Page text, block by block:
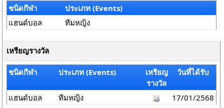
ชนิดกีฬา
ประเภท (Events)
แฮนด์บอล
ทีมหญิง
เหรียญรางวัล
ชนิดกีฬา ประเภท (Events)
เหรียญ
รางวัล
วันที่ได้รับ
แฮนด์บอล ทีมหญิง 17/01/2568